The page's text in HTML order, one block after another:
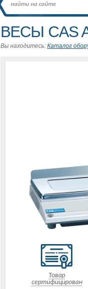
ВЕСЫ CAS
Вы находитесь: Каталог
Товар
сертифицирован